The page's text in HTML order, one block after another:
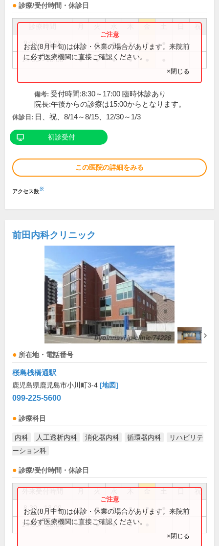
診療/受付時間・休診日
祝
9:00～13:00 ● ● ● ● ●
14:00～18:00 ● ● ● ●
お盆(8月中旬)は休診・休業の場合があります。来院前
に必ず医療機関に直接ご確認ください。
×閉じる
備考: 受付時間:8:30～17:00 臨時休診あり
院長:午後からの診療は15:00からとなります。
休診日: 日、祝、8/14～8/15、12/30～1/3
初診受付
この医院の詳細をみる
アクセス数※
前田内科クリニック
所在地・電話番号
桜島桟橋通駅
鹿児島県鹿児島市小川町3-4 [地図]
099-225-5600
診療科目
内科 人工透析内科 消化器内科 循環器内科
リハビリテ
ーション科
診療/受付時間・休診日
祝
8:30～13:00 ● ● ● ● ●
14:00～18:00 ● ● ● ●
お盆(8月中旬)は休診・休業の場合があります。来院前
に必ず医療機関に直接ご確認ください。
×閉じる